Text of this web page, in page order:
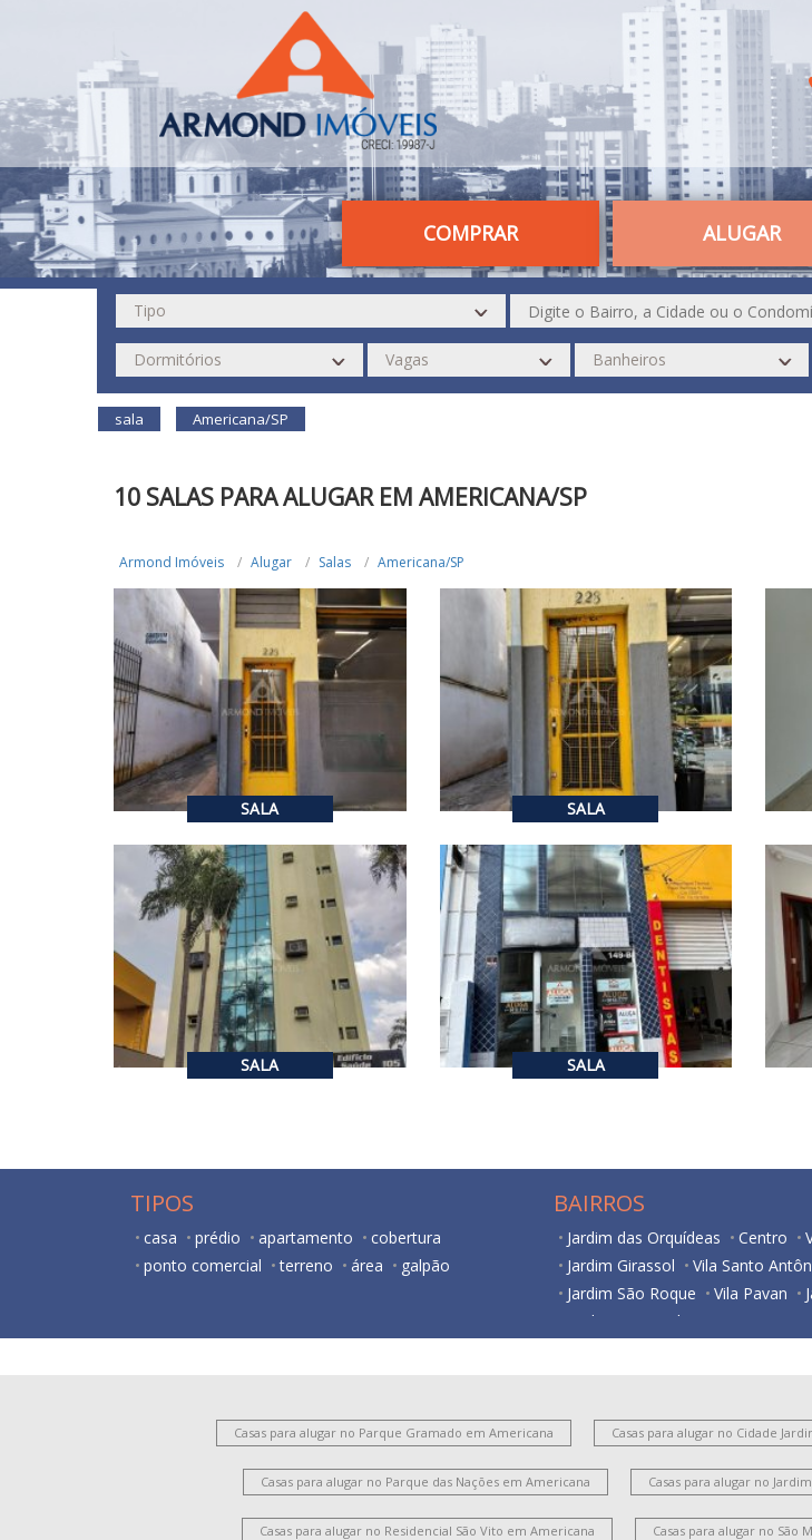
COMPRAR ALUGAR
sala Americana/SP
10 SALAS PARA ALUGAR EM AMERICANA/SP
Armond Imóveis Alugar Salas Americana/SP
SALA
R$ 450,00 ALUGUEL
1
SALA
R$ 450,00 ALUGUEL
1 48m²
SALA
R$ 2.500,00 ALUGUEL
1 60m²
SALA
R$ 2.500,00 ALUGUEL
TIPOS
casa prédio apartamento
cobertura
ponto comercial
terreno área galpão
BAIRROS
Jardim das Orquídeas Centro
Jardim Girassol
Vila Santo
Jardim São Roque
Vila Pavan
Jardim São Paulo
Casas para alugar no Parque Gramado em Americana Casas para alugar no Cidade
Casas para alugar no Parque das Nações em Americana Casas para alugar no
Casas para alugar no Residencial São Vito em Americana Casas para alugar no São